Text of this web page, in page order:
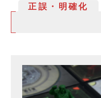
正誤・明確化